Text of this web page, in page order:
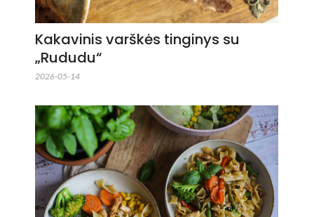
Kakavinis varškės tinginys su
„Rududu“
2026-05-14